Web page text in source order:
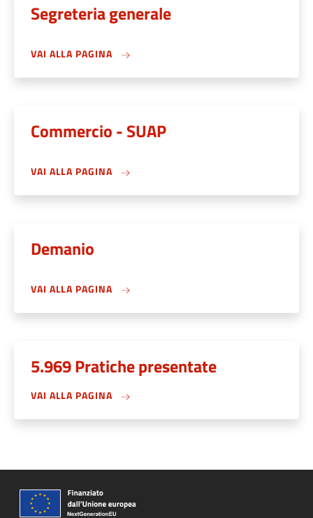
Segreteria generale
VAI ALLA PAGINA
Commercio - SUAP
VAI ALLA PAGINA
Demanio
VAI ALLA PAGINA
5.969 Pratiche presentate
VAI ALLA PAGINA